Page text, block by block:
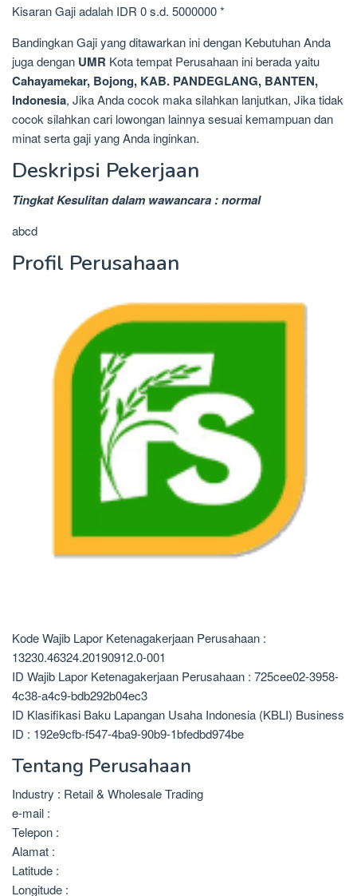
Kisaran Gaji adalah IDR 0 s.d. 5000000 *
Bandingkan Gaji yang ditawarkan ini dengan Kebutuhan Anda
juga dengan UMR Kota tempat Perusahaan ini berada yaitu
Cahayamekar, Bojong, KAB. PANDEGLANG, BANTEN,
Indonesia, Jika Anda cocok maka silahkan lanjutkan, Jika tidak
cocok silahkan cari lowongan lainnya sesuai kemampuan dan
minat serta gaji yang Anda inginkan.
Deskripsi Pekerjaan
Tingkat Kesulitan dalam wawancara : normal
abcd
Profil Perusahaan
Kode Wajib Lapor Ketenagakerjaan Perusahaan :
13230.46324.20190912.0-001
ID Wajib Lapor Ketenagakerjaan Perusahaan : 725cee02-3958-
4c38-a4c9-bdb292b04ec3
ID Klasifikasi Baku Lapangan Usaha Indonesia (KBLI) Business
ID : 192e9cfb-f547-4ba9-90b9-1bfedbd974be
Tentang Perusahaan
Industry : Retail & Wholesale Trading
e-mail :
Telepon :
Alamat :
Latitude :
Longitude :